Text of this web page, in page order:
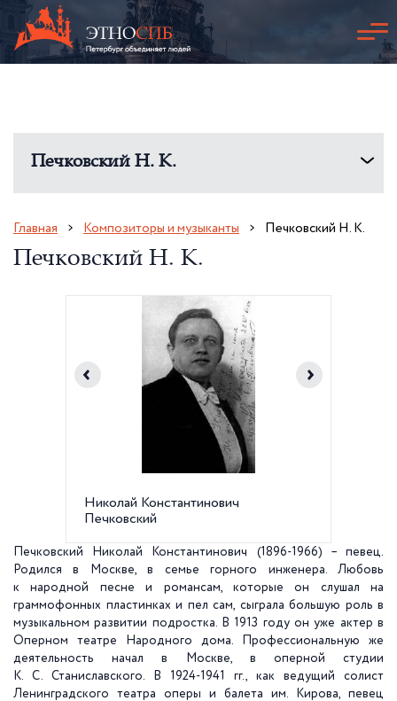
Печковский Н. К.
Главная Композиторы и музыканты Печковский Н. К.
Печковский Н. К.
Николай Константинович
Печковский
Печковский Николай Константинович (1896-1966) – певец.
Родился в Москве, в семье горного инженера. Любовь
к народной песне и романсам, которые он слушал на
граммофонных пластинках и пел сам, сыграла большую роль в
музыкальном развитии подростка. В 1913 году он уже актер в
Оперном театре Народного дома. Профессиональную же
деятельность начал в Москве, в оперной студии
К. С. Станиславского. В 1924-1941 гг., как ведущий солист
Ленинградского театра оперы и балета им. Кирова, певец